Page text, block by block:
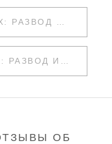
ИЛИ НЕТ
ОБ